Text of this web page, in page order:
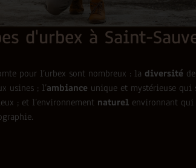
d'urbex à Saint-
pour l’urbex sont nombreux : la diversité
usines ; l’ambiance unique et mystérieuse qui
; et l’environnement naturel environnant